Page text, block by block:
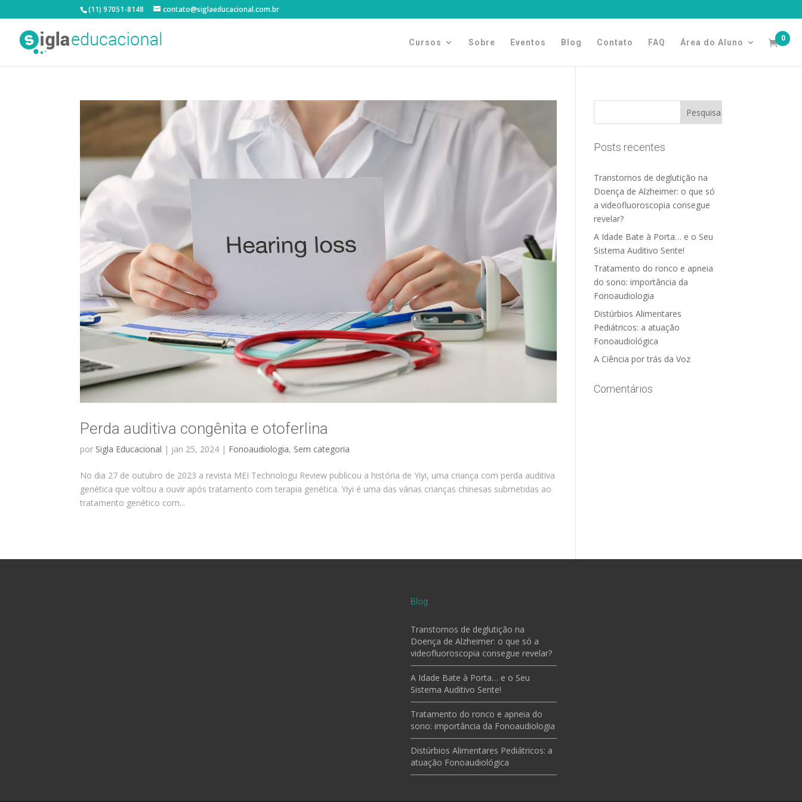
(11) 97051-8148 contato@siglaeducacional.com.br
Cursos Sobre Eventos Blog Contato FAQ Área do Aluno 0
Perda auditiva congênita e otoferlina
por Sigla Educacional | jan 25, 2024 | Fonoaudiologia, Sem categoria
No dia 27 de outubro de 2023 a revista MEI Technologu Review publicou a história de Yiyi, uma criança com perda auditiva
genética que voltou a ouvir após tratamento com terapia genética. Yiyi é uma das várias crianças chinesas submetidas ao
tratamento genético com...
Posts recentes
Transtornos de deglutição na
Doença de Alzheimer: o que só
a videofluoroscopia consegue
revelar?
A Idade Bate à Porta… e o Seu
Sistema Auditivo Sente!
Tratamento do ronco e apneia
do sono: importância da
Fonoaudiologia
Distúrbios Alimentares
Pediátricos: a atuação
Fonoaudiológica
A Ciência por trás da Voz
Comentários
Blog
Transtornos de deglutição na
Doença de Alzheimer: o que só a
videofluoroscopia consegue revelar?
A Idade Bate à Porta… e o Seu
Sistema Auditivo Sente!
Tratamento do ronco e apneia do
sono: importância da Fonoaudiologia
Distúrbios Alimentares Pediátricos: a
atuação Fonoaudiológica